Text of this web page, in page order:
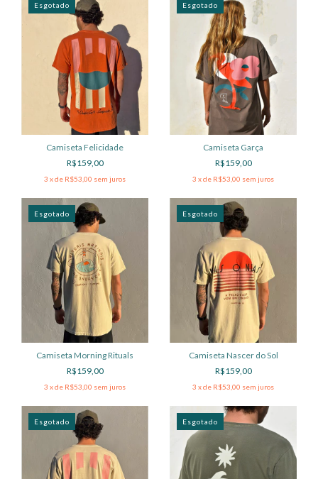
Esgotado
Camiseta Felicidade
R$159,00
3 x de R$53,00 sem juros
Esgotado
Camiseta Garça
R$159,00
3 x de R$53,00 sem juros
Esgotado
Camiseta Morning Rituals
R$159,00
3 x de R$53,00 sem juros
Esgotado
Camiseta Nascer do Sol
R$159,00
3 x de R$53,00 sem juros
Esgotado Esgotado